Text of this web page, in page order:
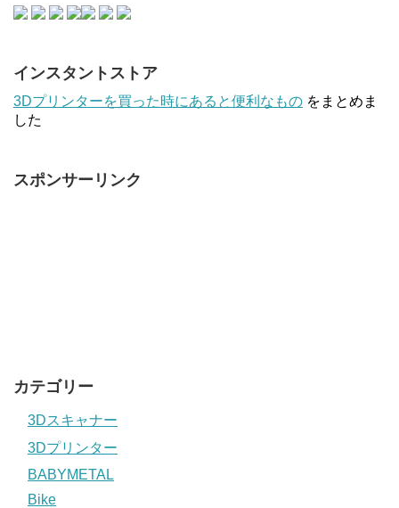
インスタントストア
3Dプリンターを買った時にあると便利なもの をまとめま
した
スポンサーリンク
カテゴリー
3Dスキャナー
3Dプリンター
BABYMETAL
Bike